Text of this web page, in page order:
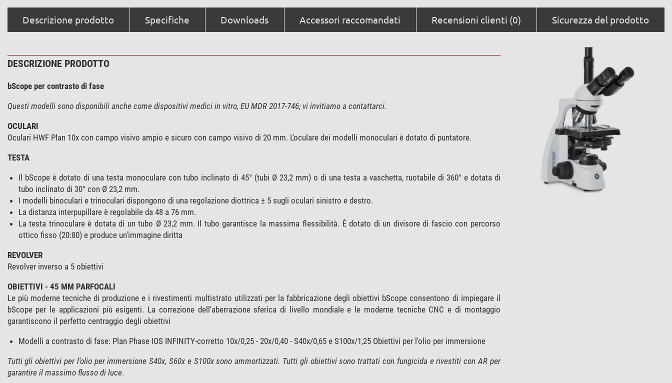
Descrizione prodotto Specifiche Downloads Accessori raccomandati Recensioni clienti (0) Sicurezza del prodotto
DESCRIZIONE PRODOTTO
bScope per contrasto di fase
Questi modelli sono disponibili anche come dispositivi medici in vitro, EU MDR 2017-746; vi invitiamo a contattarci.
OCULARI
Oculari HWF Plan 10x con campo visivo ampio e sicuro con campo visivo di 20 mm. L'oculare dei modelli monoculari è dotato di puntatore.
TESTA
Il bScope è dotato di una testa monoculare con tubo inclinato di 45° (tubi Ø 23,2 mm) o di una testa a vaschetta, ruotabile di 360° e dotata di
tubo inclinato di 30° con Ø 23,2 mm.
I modelli binoculari e trinoculari dispongono di una regolazione diottrica ± 5 sugli oculari sinistro e destro.
La distanza interpupillare è regolabile da 48 a 76 mm.
La testa trinoculare è dotata di un tubo Ø 23,2 mm. Il tubo garantisce la massima flessibilità. È dotato di un divisore di fascio con percorso
ottico fisso (20:80) e produce un'immagine diritta
REVOLVER
Revolver inverso a 5 obiettivi
OBIETTIVI - 45 MM PARFOCALI
Le più moderne tecniche di produzione e i rivestimenti multistrato utilizzati per la fabbricazione degli obiettivi bScope consentono di impiegare il
bScope per le applicazioni più esigenti. La correzione dell'aberrazione sferica di livello mondiale e le moderne tecniche CNC e di montaggio
garantiscono il perfetto centraggio degli obiettivi
Modelli a contrasto di fase: Plan Phase IOS INFINITY-corretto 10x/0,25 - 20x/0,40 - S40x/0,65 e S100x/1,25 Obiettivi per l'olio per immersione
Tutti gli obiettivi per l'olio per immersione S40x, S60x e S100x sono ammortizzati. Tutti gli obiettivi sono trattati con fungicida e rivestiti con AR per
garantire il massimo flusso di luce.